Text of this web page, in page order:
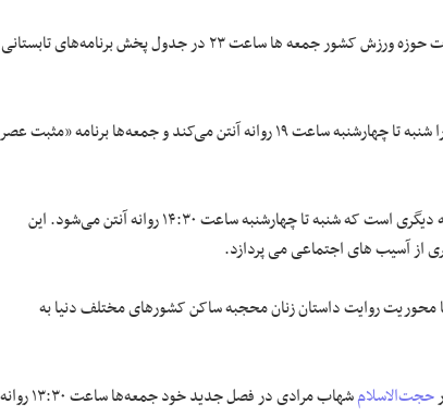
سری جدید «ورزش از نگاه دو» عنوان برنامه‌ای دیگر است که با نگاهی متفاوت به اتفاقات حوزه ورزش کشور جمعه ها ساعت ۲۳ در جدول پخش برنامه‌های تابستانی
گروه خانواده شبکه دو نیز فصل جدید «عصر خانواده» به تهیه‌کنندگی علی‌اکبر کریمی را شنبه تا چهارشنبه ساعت ۱۹ روانه آنتن می‌کند و جمعه‌ها برنامه «مثبت عصر
فصل دوم مجموعه طنز نمایشی «در کنار هم» به تهیه‌کنندگی آرزو ابوحمزه عنوان برنامه دیگری است که شنبه تا چهارشنبه ساعت ۱۴:۳۰ روانه آنتن می‌شود. این
از آسیب های اجتماعی می پردازد.
محوریت روایت داستان زنان محجبه ساکن کشورهای مختلف دنیا به
حجت‌الاسلام
شهاب مرادی در فصل جدید خود جمعه‌ها ساعت ۱۳:۳۰ روانه